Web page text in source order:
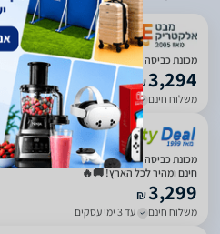
3.09
(
735
)
מכונת כביסה LG F4WR513SBW ‏13 ‏ק''ג
₪3,294
משלוח חינם עד 7 ימי עסקים
4.62
(
3047
)
חינם ומהיר לכל הארץ! 🚚🔥
₪3,299
משלוח חינם עד 3 ימי עסקים